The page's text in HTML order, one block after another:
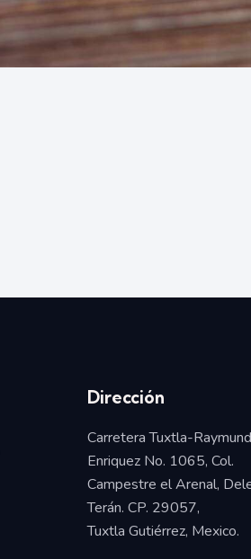
Dirección
Carretera Tuxtla-
Enriquez No. 1065, Col.
Campestre el Arenal,
Terán. CP. 29057,
Tuxtla Gutiérrez, Mexico.